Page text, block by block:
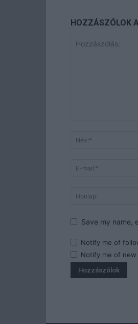
HOZZÁSZÓLOK
Save my name,
Notify me of
Notify me of new